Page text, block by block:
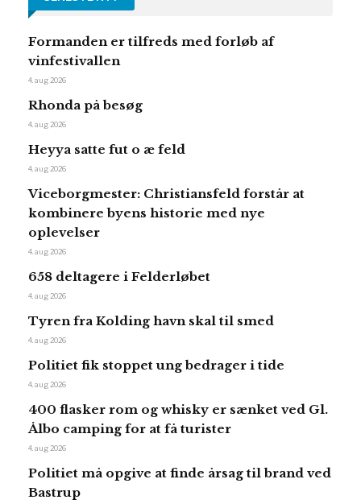
Formanden er tilfreds med forløb af
vinfestivallen
4. aug 2026
Rhonda på besøg
4. aug 2026
Heyya satte fut o æ feld
4. aug 2026
Viceborgmester: Christiansfeld forstår at
kombinere byens historie med nye
oplevelser
4. aug 2026
658 deltagere i Felderløbet
4. aug 2026
Tyren fra Kolding havn skal til smed
4. aug 2026
Politiet fik stoppet ung bedrager i tide
4. aug 2026
400 flasker rom og whisky er sænket ved Gl.
Ålbo camping for at få turister
4. aug 2026
Politiet må opgive at finde årsag til brand ved
Bastrup